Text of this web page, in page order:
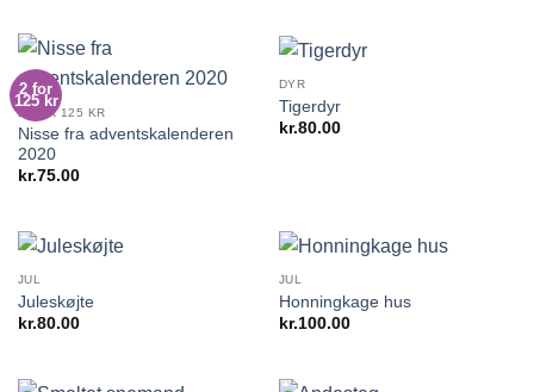
2 for
125 kr
2 FOR 125 KR
Nisse fra adventskalenderen
2020
kr.75.00
DYR
Tigerdyr
kr.80.00
JUL
Juleskøjte
kr.80.00
JUL
Honningkage hus
kr.100.00